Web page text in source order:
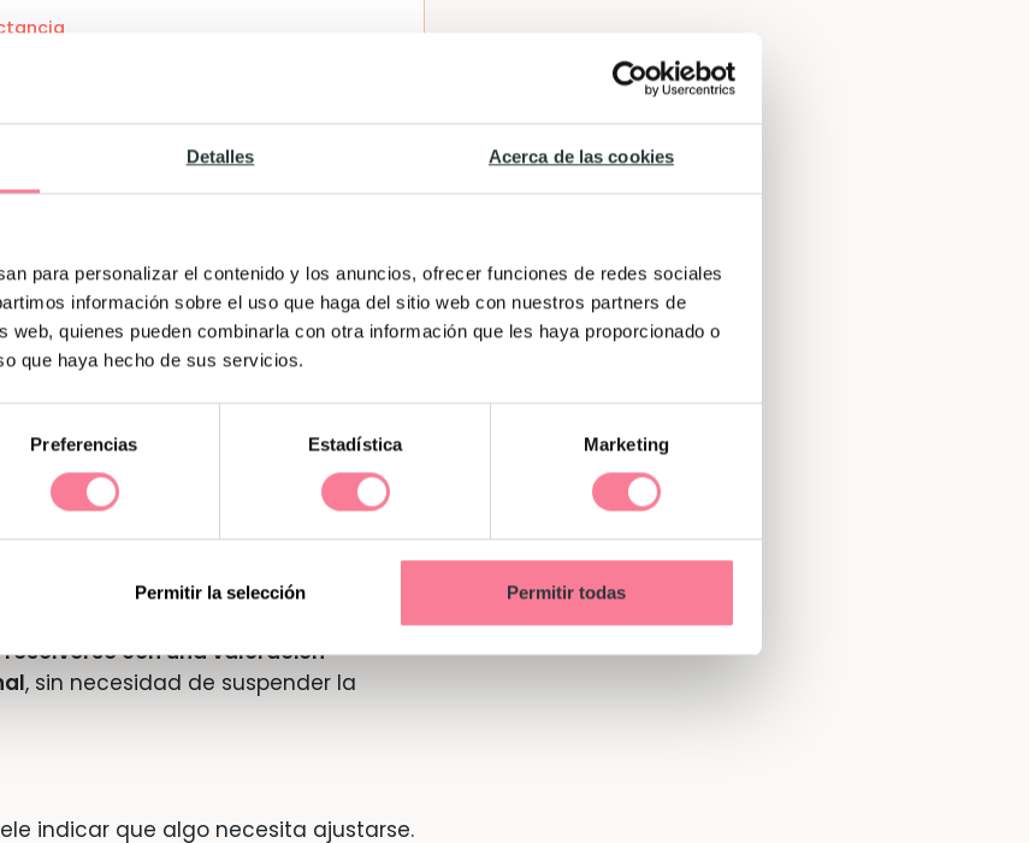
Detalles Acerca de las cookies
para personalizar el contenido y los anuncios, ofrecer funciones de redes sociales
información sobre el uso que haga del sitio web con nuestros partners de
web, quienes pueden combinarla con otra información que les haya proporcionado o
que haya hecho de sus servicios.
Preferencias Estadística Marketing
Permitir la selección Permitir todas
la lactancia
dificultades, especialmente en
con el agarre, la succión o la
de leche
tomas poco eficaces
obstrucciones, mastitis)
con una valoración
, sin necesidad de suspender la
indicar que algo necesita ajustarse.